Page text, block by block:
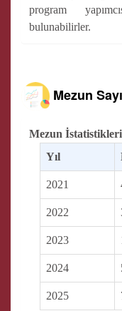
program
bulunabilirler.
Mezun
Mezun İstatistikleri
Yıl
2021
2022
2023
2024
2025